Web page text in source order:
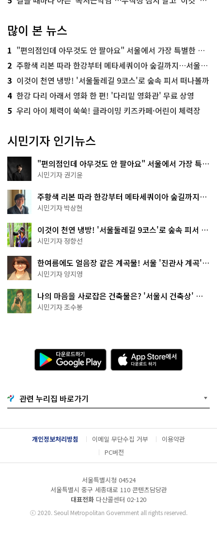
많이 본 뉴스
1 "편의점인데 아무것도 안 팔아요" 서울에서 가장 특별한 편의점의 정체
2 주황색 리본 따라 한강부터 메타세쿼이아 숲길까지…서울둘레길 15코스
3 이것이 천연 냉방! '서울둘레길 9코스'로 숲속 피서 떠나볼까
4 한강 다리 아래서 영화 한 편! '다리밑 영화관' 무료 상영
5 우리 아이 체력이 쑥쑥! 클라이밍 키즈카페·어린이 체력장
시민기자 인기뉴스
"편의점인데 아무것도 안 팔아요" 서울에서 가장 특별
한 편의점의 정체
시민기자 권기윤
주황색 리본 따라 한강부터 메타세쿼이아 숲길까지…
서울둘레길 15코스
시민기자 박상현
이것이 천연 냉방! '서울둘레길 9코스'로 숲속 피서 떠
나볼까
시민기자 정향선
한여름에도 얼음장 같은 계곡물! 서울 '진관사 계곡'이
천국이네~
시민기자 양지영
나의 마음을 사로잡은 건축물은? '서울시 건축상' 수
상작 공개!
시민기자 조수봉
다
운
로
기
G
o
g
l
e
A
p
p
e
서
다
운
관련 누리집 바로가기
개인정보처리방침 이메일 무단수집 거부
이용약관
PC버전
서울특별시청 04524
서울특별시 중구 세종대로 110 콘텐츠담당관
대표전화 다산콜센터 02-120
ⓒ2020. Seoul Metropolitan Government all rights reserved.